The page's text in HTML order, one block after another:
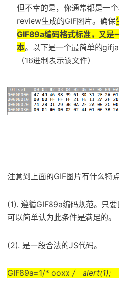
但不幸的是，你通常都是一
review生成的GIF图片。确保
GIF89a编码格式标准，又
本。以下是一个最简单的
（16进制表示该文件）
Nagra
注意到上面的GIF图片有什么特
(1). 遵循GIF89a编码规范。只
可以简单认为此条件是满足的。
(2). 是一段合法的JS代码。
GIF89a=1/* ooxx /